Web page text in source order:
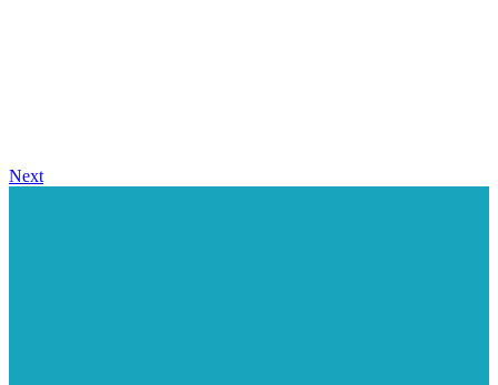
Next